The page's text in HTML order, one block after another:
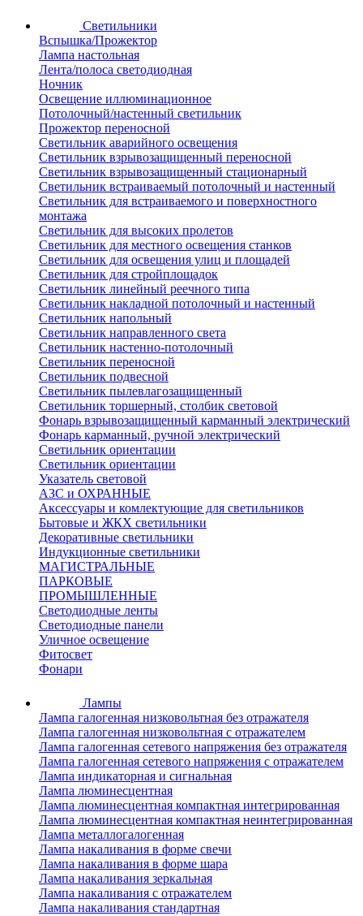
Светильники
Вспышка/Прожектор
Лампа настольная
Лента/полоса светодиодная
Ночник
Освещение иллюминационное
Потолочный/настенный светильник
Прожектор переносной
Светильник аварийного освещения
Светильник взрывозащищенный переносной
Светильник взрывозащищенный стационарный
Светильник встраиваемый потолочный и настенный
Светильник для встраиваемого и поверхностного
монтажа
Светильник для высоких пролетов
Светильник для местного освещения станков
Светильник для освещения улиц и площадей
Светильник для стройплощадок
Светильник линейный реечного типа
Светильник накладной потолочный и настенный
Светильник напольный
Светильник направленного света
Светильник настенно-потолочный
Светильник переносной
Светильник подвесной
Светильник пылевлагозащищенный
Светильник торшерный, столбик световой
Фонарь взрывозащищенный карманный электрический
Фонарь карманный, ручной электрический
Светильник ориентации
Светильник ориентации
Указатель световой
АЗС и ОХРАННЫЕ
Аксессуары и комлектующие для светильников
Бытовые и ЖКХ светильники
Декоративные светильники
Индукционные светильники
МАГИСТРАЛЬНЫЕ
ПАРКОВЫЕ
ПРОМЫШЛЕННЫЕ
Светодиодные ленты
Светодиодные панели
Уличное освещение
Фитосвет
Фонари
Лампы
Лампа галогенная низковольтная без отражателя
Лампа галогенная низковольтная с отражателем
Лампа галогенная сетевого напряжения без отражателя
Лампа галогенная сетевого напряжения с отражателем
Лампа индикаторная и сигнальная
Лампа люминесцентная
Лампа люминесцентная компактная интегрированная
Лампа люминесцентная компактная неинтегрированная
Лампа металлогалогенная
Лампа накаливания в форме свечи
Лампа накаливания в форме шара
Лампа накаливания зеркальная
Лампа накаливания с отражателем
Лампа накаливания стандартная